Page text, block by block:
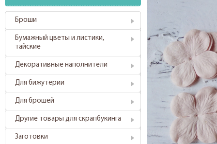
Броши
Бумажный цветы и листики,
тайские
Декоративные наполнители
Для бижутерии
Для брошей
Другие товары для скрапбукинга
Заготовки